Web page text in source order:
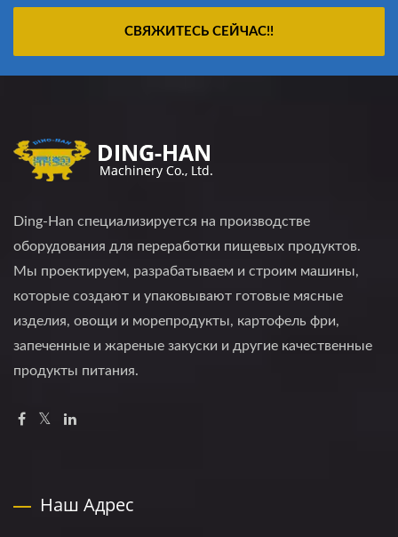
СВЯЖИТЕСЬ СЕЙЧАС!!
Ding-Han специализируется на производстве
оборудования для переработки пищевых продуктов.
Мы проектируем, разрабатываем и строим машины,
которые создают и упаковывают готовые мясные
изделия, овощи и морепродукты, картофель фри,
запеченные и жареные закуски и другие качественные
продукты питания.
Наш Адрес